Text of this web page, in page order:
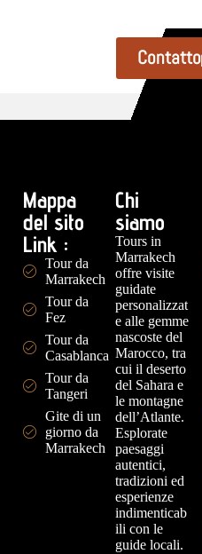
Contatto
Mappa
del sito
Link :
Tour da
Marrakech
Tour da
Fez
Tour da
Casablanca
Tour da
Tangeri
Gite di un
giorno da
Marrakech
Chi
siamo
Tours in
Marrakech
offre visite
guidate
personalizzat
e alle gemme
nascoste del
Marocco, tra
cui il deserto
del Sahara e
le montagne
dell’Atlante.
Esplorate
paesaggi
autentici,
tradizioni ed
esperienze
indimenticab
ili con le
guide locali.